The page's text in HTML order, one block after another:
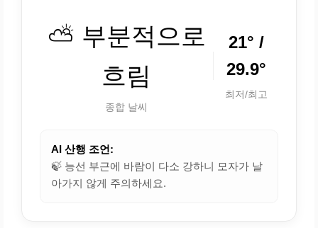
⛅ 부분적으로
흐림
종합 날씨
21° /
29.9°
최저/최고
AI 산행 조언:
🍃 능선 부근에 바람이 다소 강하니 모자가 날
아가지 않게 주의하세요.